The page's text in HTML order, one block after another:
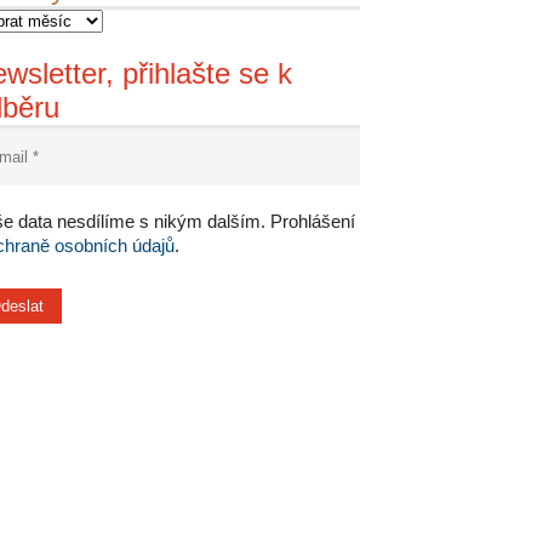
přihlašte se k
data nesdílíme s nikým dalším. Prohlášení
osobních údajů.